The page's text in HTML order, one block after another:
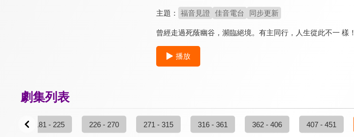
主題： 福音見證 佳音電台 同步更新
曾經走過死蔭幽谷，瀕臨絕境。有主同行，人生從此不一 樣！
播放
劇集列表
181 - 225 226 - 270 271 - 315 316 - 361 362 - 406 407 - 451